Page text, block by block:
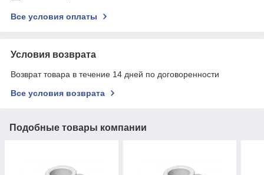
Все условия оплаты
Условия возврата
Возврат товара в течение 14 дней по договоренности
Все условия возврата
Подобные товары компании